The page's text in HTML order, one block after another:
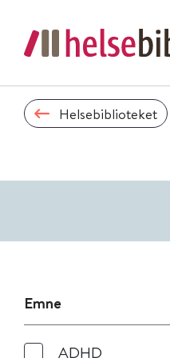
Helsebiblioteket
Emne
ADHD